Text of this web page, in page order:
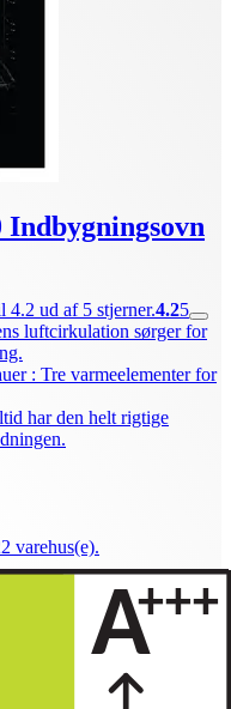
4.2 ud af 5 stjerner.4.25
luftcirkulation sørger for
: Tre varmeelementer for
har den helt rigtige
varehus(e).